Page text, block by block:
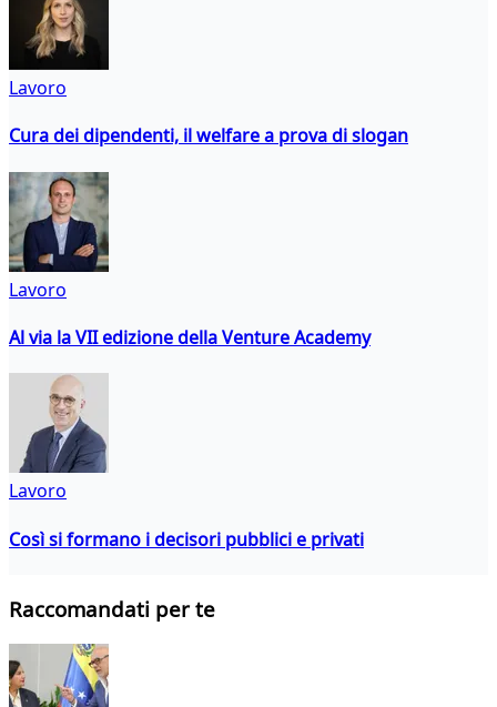
Lavoro
Cura dei dipendenti, il welfare a prova di slogan
Lavoro
Al via la VII edizione della Venture Academy
Lavoro
Così si formano i decisori pubblici e privati
Raccomandati per te